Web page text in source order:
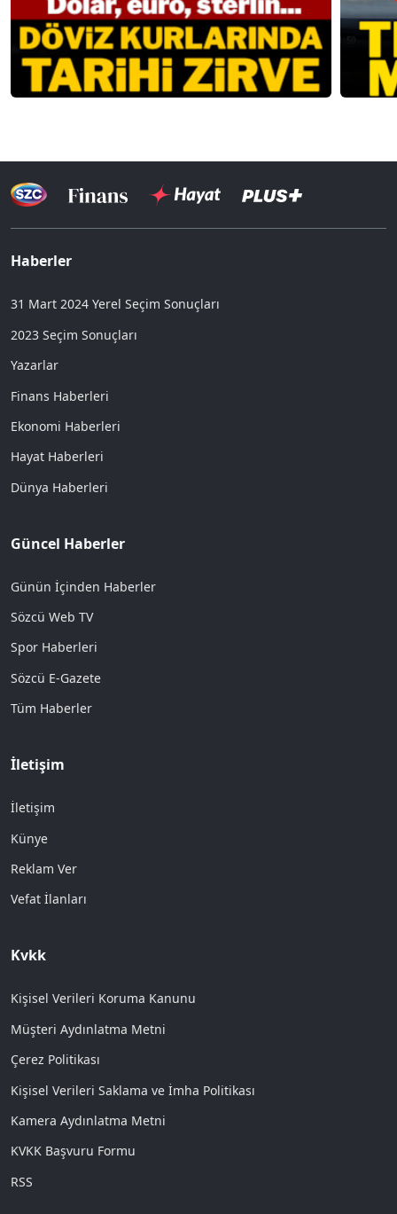
Haberler
31 Mart 2024 Yerel Seçim Sonuçları
2023 Seçim Sonuçları
Yazarlar
Finans Haberleri
Ekonomi Haberleri
Hayat Haberleri
Dünya Haberleri
Güncel Haberler
Günün İçinden Haberler
Sözcü Web TV
Spor Haberleri
Sözcü E-Gazete
Tüm Haberler
İletişim
İletişim
Künye
Reklam Ver
Vefat İlanları
Kvkk
Kişisel Verileri Koruma Kanunu
Müşteri Aydınlatma Metni
Çerez Politikası
Kişisel Verileri Saklama ve İmha Politikası
Kamera Aydınlatma Metni
KVKK Başvuru Formu
RSS